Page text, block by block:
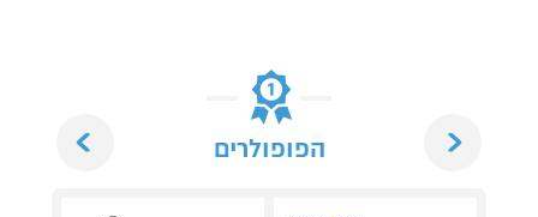
הפופולרים